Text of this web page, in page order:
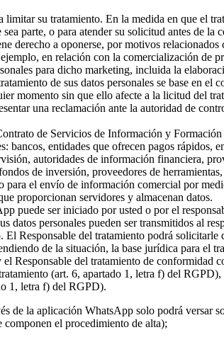
su tratamiento. En la medida en que el
parte, o para atender su solicitud antes de
derecho a oponerse, por motivos
en relación con la comercialización de
para dicho marketing, incluida la
de sus datos personales se base en
momento sin que ello afecte a la licitud del
una reclamación ante la autoridad de
de Servicios de Información y
bancos, entidades que ofrecen pagos rápidos,
autoridades de información financiera,
de inversión, proveedores de
el envío de información comercial por
proporcionan servidores y almacenan datos.
puede ser iniciado por usted o por el
datos personales pueden ser transmitidos al
Responsable del tratamiento podrá solicitarle
de la situación, la base jurídica para el
Responsable del tratamiento de
(art. 6, apartado 1, letra f) del
1, letra f) del RGPD).
de la aplicación WhatsApp solo podrá versar
componen el procedimiento de alta);